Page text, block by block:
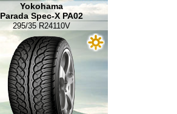
Yokohama
Parada Spec-X PA02
295/35 R24110V